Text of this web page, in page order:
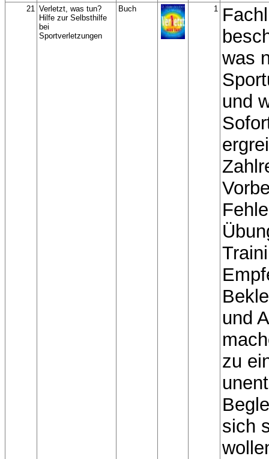
21 Verletzt, was tun?
Hilfe zur Selbsthilfe
bei
Sportverletzungen
Buch 1
was
und
und
zu
sich